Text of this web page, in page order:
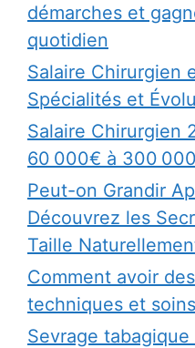
démarches et
quotidien
Salaire Chirurgien
Spécialités et
Salaire Chirurgien
60 000€ à 300
Peut-on Grandir
Découvrez les
Taille
Comment avoir
techniques et
Sevrage